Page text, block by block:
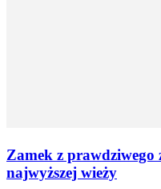
Zamek z prawdziwego
najwyższej wieży